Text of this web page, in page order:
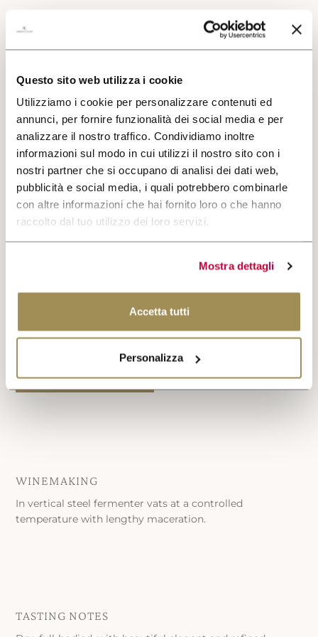
Questo sito web utilizza i cookie
Utilizziamo i cookie per personalizzare contenuti ed
annunci, per fornire funzionalità dei social media e per
analizzare il nostro traffico. Condividiamo inoltre
informazioni sul modo in cui utilizzi il nostro sito con i
nostri partner che si occupano di analisi dei dati web,
pubblicità e social media, i quali potrebbero combinarle
con altre informazioni che hai fornito loro o che hanno
raccolto dal tuo utilizzo dei loro servizi.
Mostra dettagli
Accetta tutti
Personalizza
CERCA
This more traditional Sangiovese Riserva, with notes of
violets and roasted coffee, stands out with its dry, full-
VISIT THE SHOP
WINEMAKING
In vertical steel fermenter vats at a controlled
temperature with lengthy maceration.
TASTING NOTES